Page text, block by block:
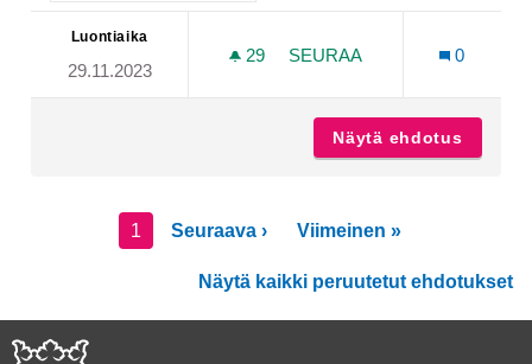
Luontiaika
29.11.2023
29 29 SEURAAJAA
SEURAA
0
Näytä ehdotus
1 Seuraava › Viimeinen »
Näytä kaikki peruutetut ehdotukset